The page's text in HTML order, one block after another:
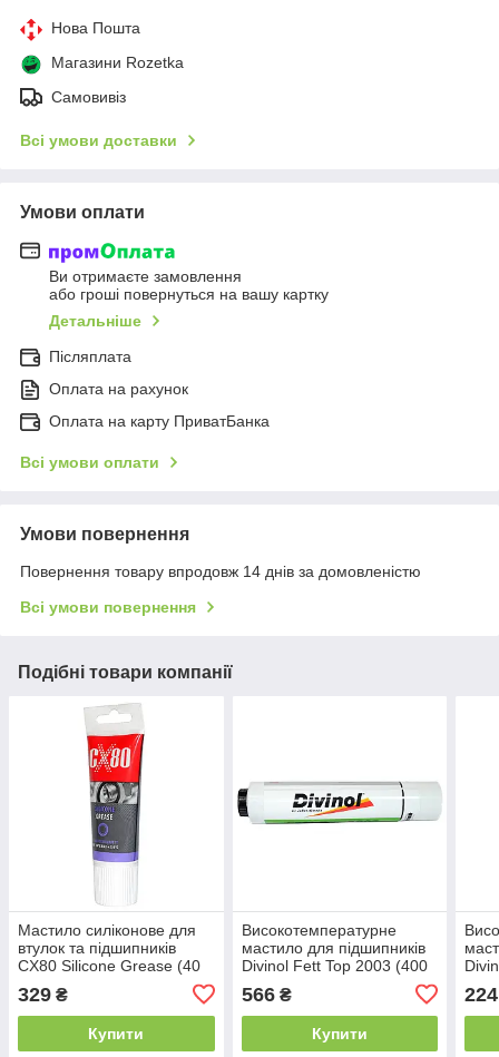
Нова Пошта
Магазини Rozetka
Самовивіз
Всі умови доставки
Умови оплати
Ви отримаєте замовлення
або гроші повернуться на вашу картку
Детальніше
Післяплата
Оплата на рахунок
Оплата на карту ПриватБанка
Всі умови оплати
Умови повернення
Повернення товару впродовж 14 днів за домовленістю
Всі умови повернення
Подібні товари компанії
Мастило силіконове для
втулок та підшипників
CX80 Silicone Grease (40
329 ₴
Купити
Високотемпературне
мастило для підшипників
Divinol Fett Top 2003 (400
566₴
Купити
224